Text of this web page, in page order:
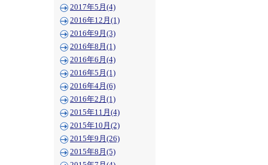
2017年5月(4)
2016年12月(1)
2016年9月(3)
2016年8月(1)
2016年6月(4)
2016年5月(1)
2016年4月(6)
2016年2月(1)
2015年11月(4)
2015年10月(2)
2015年9月(26)
2015年8月(5)